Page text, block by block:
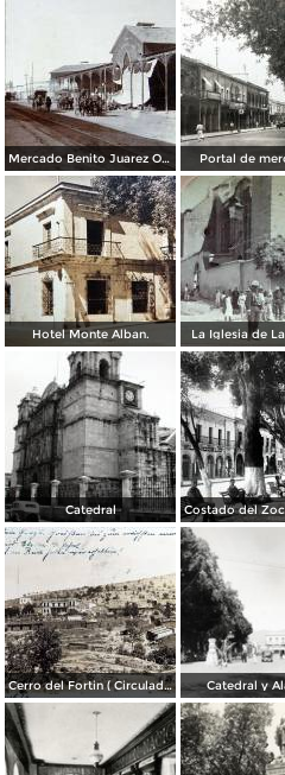
Mercado Benito Juarez Oaxaca 1899 Portal de
Hotel Monte Alban. La Iglesia de
Catedral
Cerro del Fortin ( Circulada el 17 de Agosto de 1926 ). Catedral y